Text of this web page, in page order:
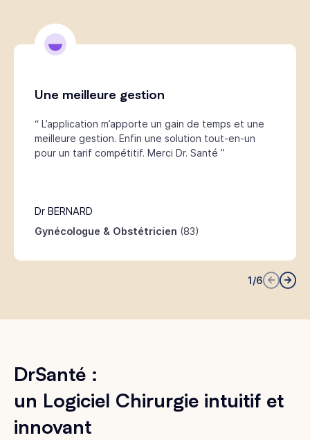
1/6
Une meilleure gestion
“ L’application m’apporte un gain de temps et une
meilleure gestion. Enfin une solution tout-en-un
pour un tarif compétitif. Merci Dr. Santé ”
Dr BERNARD
Gynécologue & Obstétricien (83)
DrSanté :
un Logiciel Chirurgie intuitif et
innovant